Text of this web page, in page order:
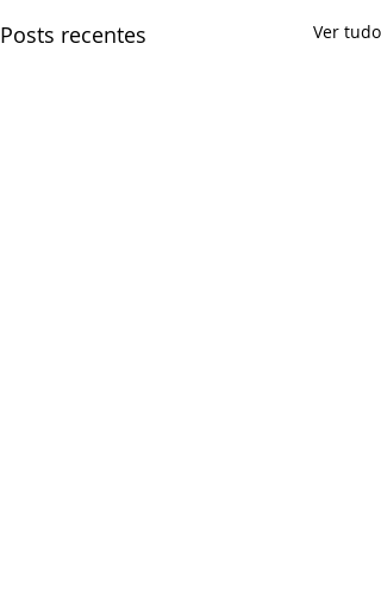
Posts recentes Ver tudo